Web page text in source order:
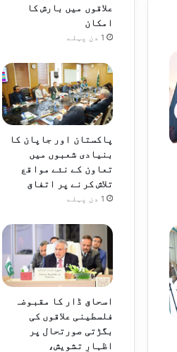
علاقوں میں بارش کا
امکان
1 دن پہلے
پاکستان اور جاپان کا
بنیادی شعبوں میں
تعاون کے نئے مواقع
تلاش کرنے پر اتفاق
1 دن پہلے
اسحاق ڈار کا مقبوضہ
فلسطینی علاقوں کی
بگڑتی صورتحال پر
اظہارِ تشویش،